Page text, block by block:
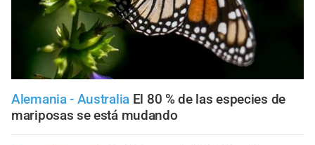
Alemania - Australia El 80 % de las especies de
mariposas se está mudando